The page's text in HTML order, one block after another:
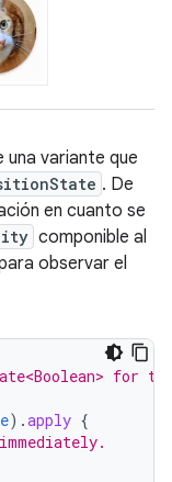
variante que
. De
en cuanto se
componible al
observar el
for
).apply {